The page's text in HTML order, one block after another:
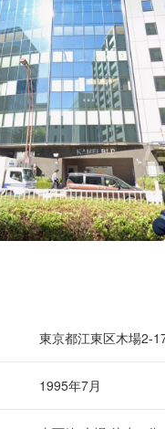
東京都江東区木場2-
1995年7月